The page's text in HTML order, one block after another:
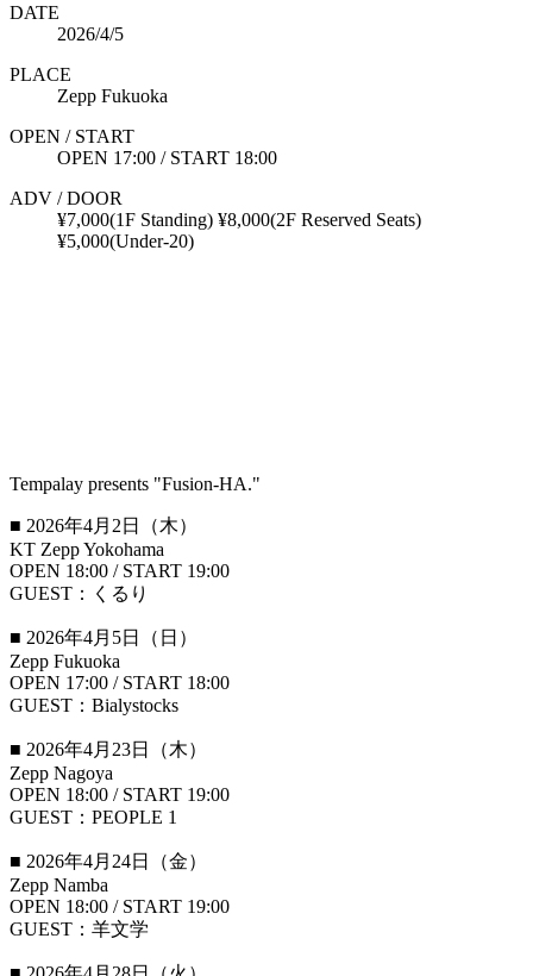
DATE
2026/4/5
PLACE
Zepp Fukuoka
OPEN / START
OPEN 17:00 / START 18:00
ADV / DOOR
¥7,000(1F Standing) ¥8,000(2F Reserved Seats)
¥5,000(Under-20)
Tempalay presents "Fusion-HA."
■ 2026年4月2日（木）
KT Zepp Yokohama
OPEN 18:00 / START 19:00
GUEST：くるり
■ 2026年4月5日（日）
Zepp Fukuoka
OPEN 17:00 / START 18:00
GUEST：Bialystocks
■ 2026年4月23日（木）
Zepp Nagoya
OPEN 18:00 / START 19:00
GUEST：PEOPLE 1
■ 2026年4月24日（金）
Zepp Namba
OPEN 18:00 / START 19:00
GUEST：羊文学